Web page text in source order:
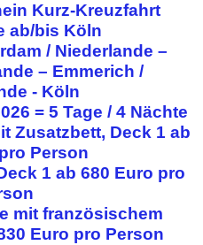
Kurz-Kreuzfahrt
ab/bis Köln
/ Niederlande –
– Emmerich /
- Köln
= 5 Tage / 4 Nächte
Zusatzbett, Deck 1 ab
Person
1 ab 680 Euro pro
mit französischem
Euro pro Person